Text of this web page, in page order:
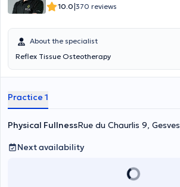
10.0|370 reviews
About the specialist
Reflex Tissue Osteotherapy
Practice 1
Physical FullnessRue du Chaurlis 9, Gesves
Next availability